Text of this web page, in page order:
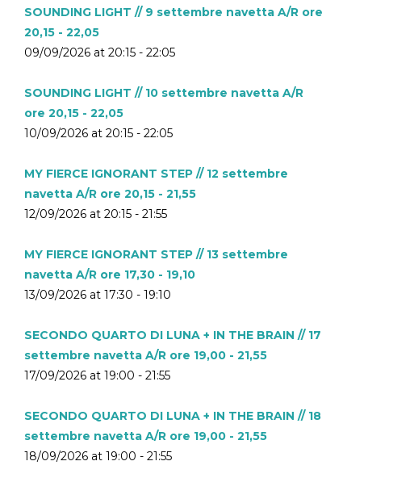
SOUNDING LIGHT // 9 settembre navetta A/R ore
20,15 - 22,05
09/09/2026 at 20:15 - 22:05
SOUNDING LIGHT // 10 settembre navetta A/R
ore 20,15 - 22,05
10/09/2026 at 20:15 - 22:05
MY FIERCE IGNORANT STEP // 12 settembre
navetta A/R ore 20,15 - 21,55
12/09/2026 at 20:15 - 21:55
MY FIERCE IGNORANT STEP // 13 settembre
navetta A/R ore 17,30 - 19,10
13/09/2026 at 17:30 - 19:10
SECONDO QUARTO DI LUNA + IN THE BRAIN // 17
settembre navetta A/R ore 19,00 - 21,55
17/09/2026 at 19:00 - 21:55
SECONDO QUARTO DI LUNA + IN THE BRAIN // 18
settembre navetta A/R ore 19,00 - 21,55
18/09/2026 at 19:00 - 21:55